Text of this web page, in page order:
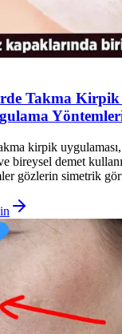
Takma Kirpik
kirpik
bireysel demet
gözlerin simetrik